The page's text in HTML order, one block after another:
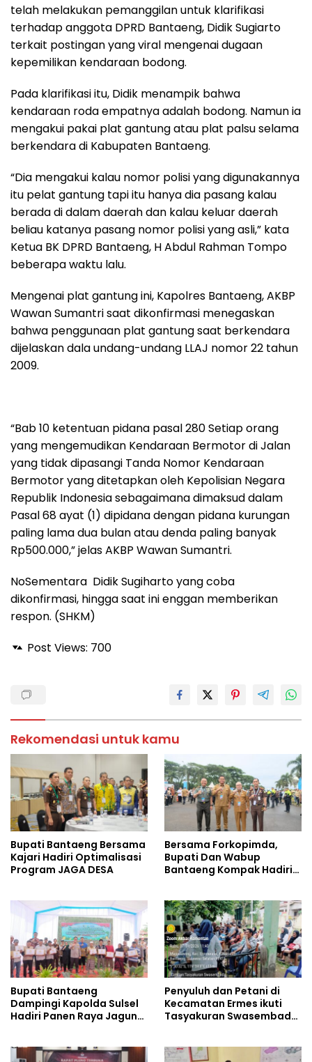
telah melakukan pemanggilan untuk klarifikasi
terhadap anggota DPRD Bantaeng, Didik Sugiarto
terkait postingan yang viral mengenai dugaan
kepemilikan kendaraan bodong.
Pada klarifikasi itu, Didik menampik bahwa
kendaraan roda empatnya adalah bodong. Namun ia
mengakui pakai plat gantung atau plat palsu selama
berkendara di Kabupaten Bantaeng.
“Dia mengakui kalau nomor polisi yang digunakannya
itu pelat gantung tapi itu hanya dia pasang kalau
berada di dalam daerah dan kalau keluar daerah
beliau katanya pasang nomor polisi yang asli,” kata
Ketua BK DPRD Bantaeng, H Abdul Rahman Tompo
beberapa waktu lalu.
Mengenai plat gantung ini, Kapolres Bantaeng, AKBP
Wawan Sumantri saat dikonfirmasi menegaskan
bahwa penggunaan plat gantung saat berkendara
dijelaskan dala undang-undang LLAJ nomor 22 tahun
2009.
“Bab 10 ketentuan pidana pasal 280 Setiap orang
yang mengemudikan Kendaraan Bermotor di Jalan
yang tidak dipasangi Tanda Nomor Kendaraan
Bermotor yang ditetapkan oleh Kepolisian Negara
Republik Indonesia sebagaimana dimaksud dalam
Pasal 68 ayat (1) dipidana dengan pidana kurungan
paling lama dua bulan atau denda paling banyak
Rp500.000,” jelas AKBP Wawan Sumantri.
NoSementara Didik Sugiharto yang coba
dikonfirmasi, hingga saat ini enggan memberikan
respon. (SHKM)
Post Views: 700
Rekomendasi untuk kamu
Bupati Bantaeng Bersama
Kajari Hadiri Optimalisasi
Program JAGA DESA
Bersama Forkopimda,
Bupati Dan Wabup
Bantaeng Kompak Hadiri
Bupati Bantaeng
Dampingi Kapolda Sulsel
Hadiri Panen Raya Jagung
Penyuluh dan Petani di
Kecamatan Ermes ikuti
Tasyakuran Swasembada